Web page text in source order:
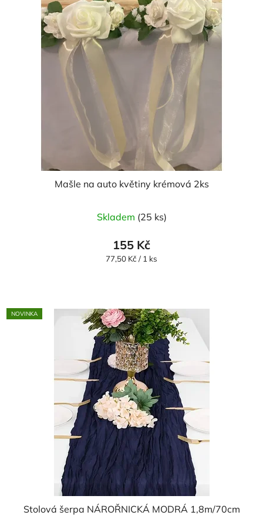
Mašle na auto květiny krémová 2ks
Skladem (25 ks)
155 Kč
Měrná
77,50 Kč / 1 ks
NOVINKA
Stolová šerpa NÁROŘNICKÁ MODRÁ 1,8m/70cm